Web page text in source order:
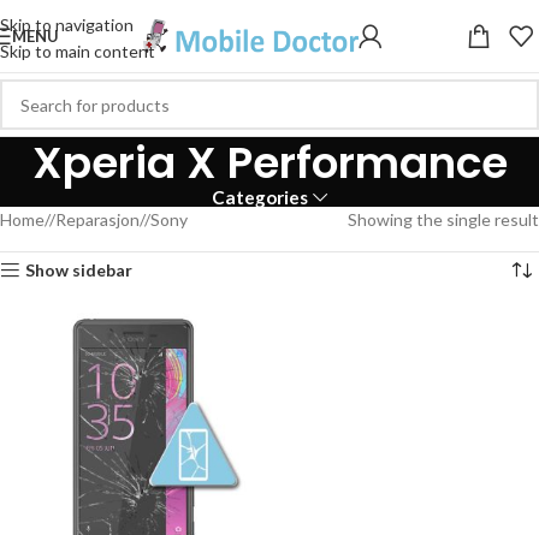
Skip to navigation
Skip to main content
MENU
Xperia X Performance
Categories
Home/ Reparasjon/ Sony Showing the single result
Show sidebar